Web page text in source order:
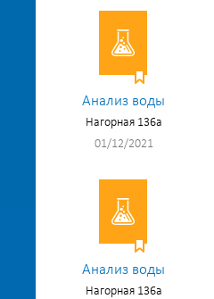
Анализ воды
Нагорная 136а
01/12/2021
Анализ воды
Нагорная 136а